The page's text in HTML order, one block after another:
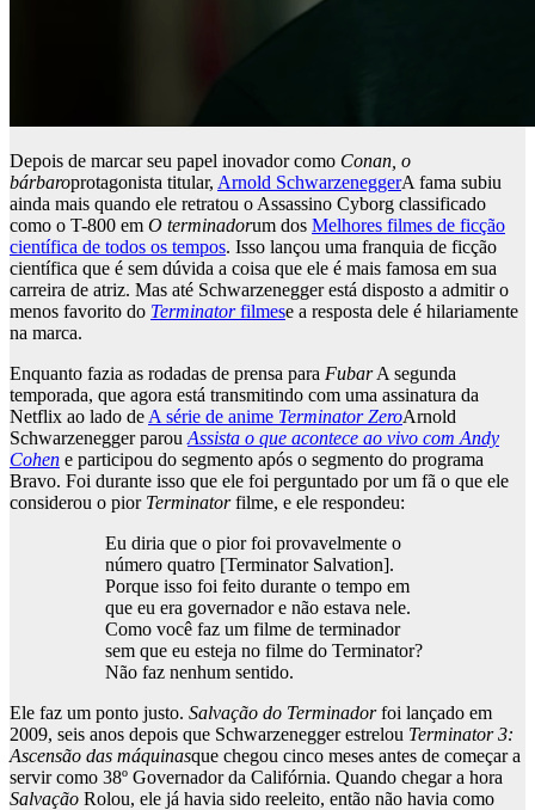
Depois de marcar seu papel inovador como Conan, o
bárbaroprotagonista titular, Arnold SchwarzeneggerA fama subiu
ainda mais quando ele retratou o Assassino Cyborg classificado
como o T-800 em O terminadorum dos Melhores filmes de ficção
científica de todos os tempos. Isso lançou uma franquia de ficção
científica que é sem dúvida a coisa que ele é mais famosa em sua
carreira de atriz. Mas até Schwarzenegger está disposto a admitir o
menos favorito do Terminatorfilmese a resposta dele é hilariamente
na marca.
Enquanto fazia as rodadas de prensa para FubarA segunda
temporada, que agora está transmitindo com uma assinatura da
Netflix ao lado deA série de anime Terminator ZeroArnold
Schwarzenegger parouAssista o que acontece ao vivo com Andy
Cohen e participou do segmento após o segmento do programa
Bravo. Foi durante isso que ele foi perguntado por um fã o que ele
considerou o pior Terminatorfilme, e ele respondeu:
Eu diria que o pior foi provavelmente o
número quatro [Terminator Salvation].
Porque isso foi feito durante o tempo em
que eu era governador e não estava nele.
Como você faz um filme de terminador
sem que eu esteja no filme do Terminator?
Não faz nenhum sentido.
Ele faz um ponto justo. Salvação do Terminadorfoi lançado em
2009, seis anos depois que Schwarzenegger estrelou Terminator 3:
Ascensão das máquinasque chegou cinco meses antes de começar a
servir como 38º Governador da Califórnia. Quando chegar a hora
Salvação Rolou, ele já havia sido reeleito, então não havia como